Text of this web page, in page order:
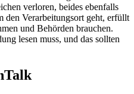
verloren, beides ebenfalls
den Verarbeitungsort geht, erfüllt
und Behörden brauchen.
lesen muss, und das sollten